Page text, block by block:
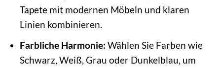
Tapete mit modernen Möbeln und klaren
Linien kombinieren.
Farbliche Harmonie: Wählen Sie Farben wie
Schwarz, Weiß, Grau oder Dunkelblau, um